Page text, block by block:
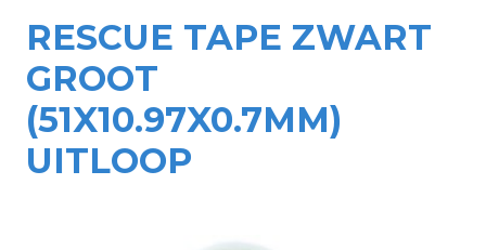
RESCUE TAPE ZWART
GROOT
(51X10.97X0.7MM)
UITLOOP